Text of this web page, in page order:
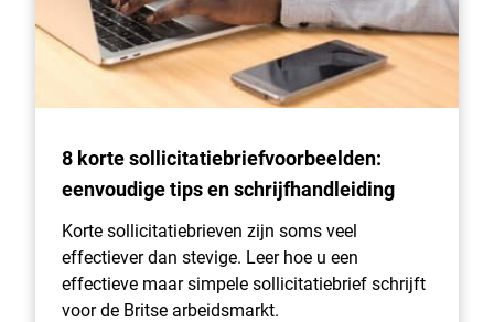
8 korte sollicitatiebriefvoorbeelden:
eenvoudige tips en schrijfhandleiding
Korte sollicitatiebrieven zijn soms veel
effectiever dan stevige. Leer hoe u een
effectieve maar simpele sollicitatiebrief schrijft
voor de Britse arbeidsmarkt.